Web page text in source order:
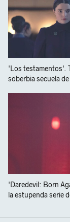
'Los testamentos'.
soberbia secuela
'Daredevil: Born
la estupenda serie